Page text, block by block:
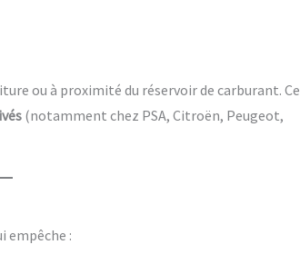
ou à proximité du réservoir de carburant. Ce
(notamment chez PSA, Citroën, Peugeot,
empêche :